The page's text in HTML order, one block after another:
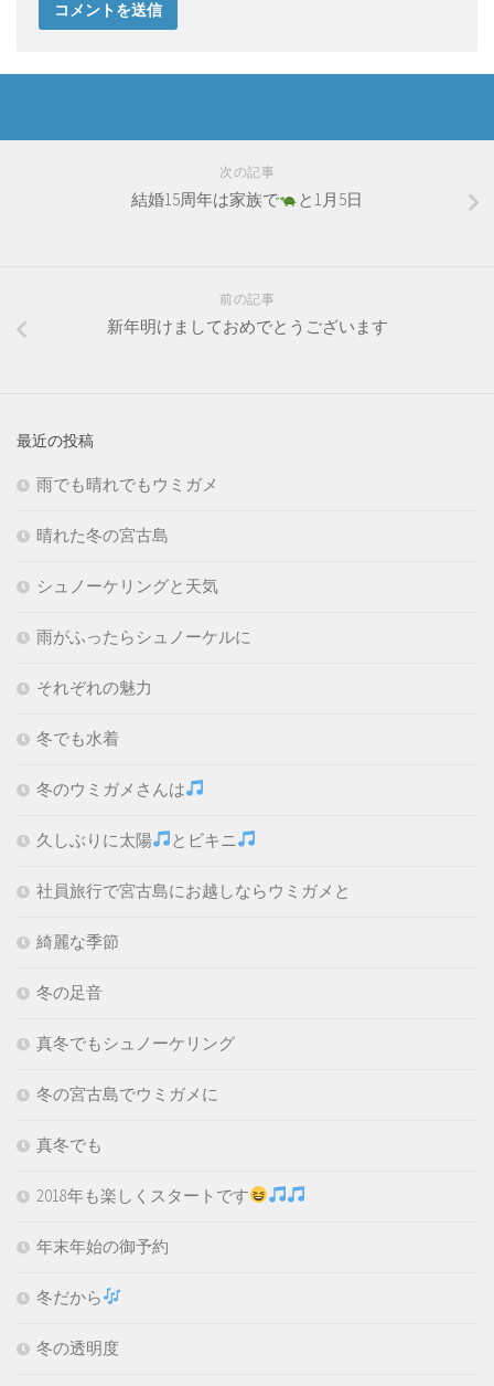
次の記事
結婚15周年は家族で と1月5日
前の記事
新年明けましておめでとうございます
最近の投稿
雨でも晴れでもウミガメ
晴れた冬の宮古島
シュノーケリングと天気
雨がふったらシュノーケルに
それぞれの魅力
冬でも水着
冬のウミガメさんは
久しぶりに太陽 とビキニ
社員旅行で宮古島にお越しならウミガメと
綺麗な季節
冬の足音
真冬でもシュノーケリング
冬の宮古島でウミガメに
真冬でも
2018年も楽しくスタートです
年末年始の御予約
冬だから
冬の透明度